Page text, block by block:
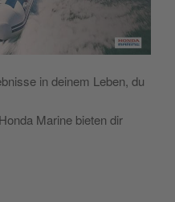
in deinem Leben, du
Marine bieten dir